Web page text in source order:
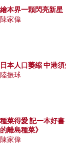
繪本界一顆閃亮新星
陳家偉
日本人口萎縮 中港
陸振球
種菜得愛 記一本好
的離島種菜》
陳家偉